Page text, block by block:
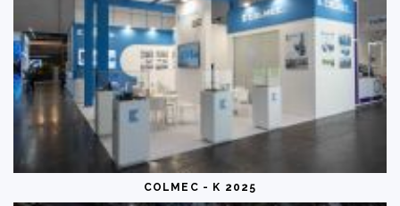
COLMEC - K 2025